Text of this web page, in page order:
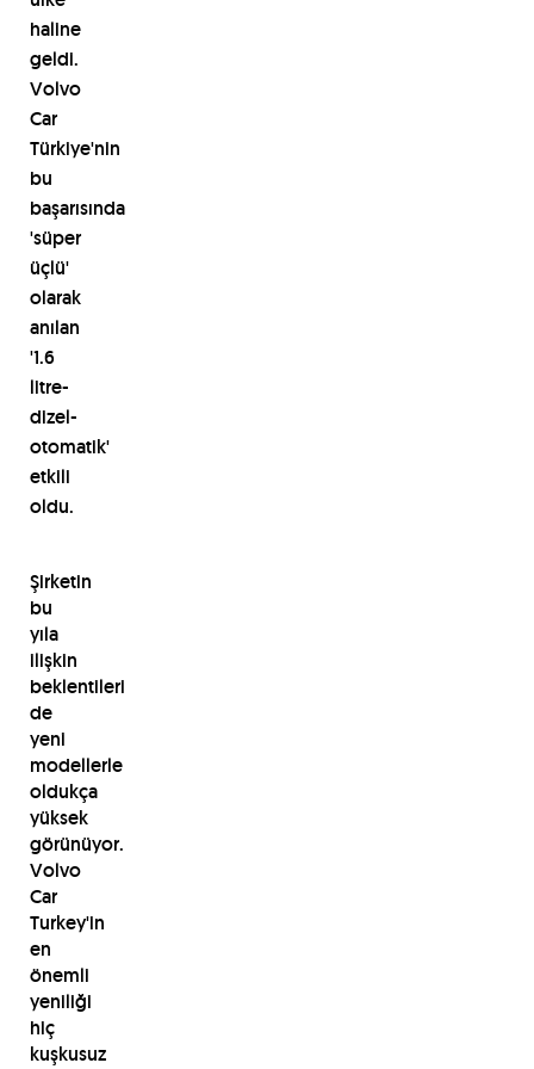
haline
geldi.
Volvo
Car
Türkiye'nin
bu
başarısında
'süper
üçlü'
olarak
anılan
'1.6
litre-
dizel-
otomatik'
etkili
oldu.
Şirketin
bu
yıla
ilişkin
beklentileri
de
yeni
modellerle
oldukça
yüksek
görünüyor.
Volvo
Car
Turkey'in
en
önemli
yeniliği
hiç
kuşkusuz